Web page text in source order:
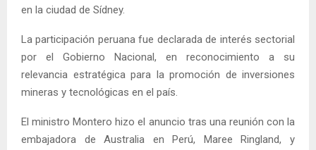
en la ciudad de Sídney.
La participación peruana fue declarada de interés sectorial
por el Gobierno Nacional, en reconocimiento a su
relevancia estratégica para la promoción de inversiones
mineras y tecnológicas en el país.
El ministro Montero hizo el anuncio tras una reunión con la
embajadora de Australia en Perú, Maree Ringland, y